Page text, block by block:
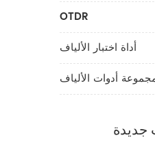
OTDR
أداة اختبار الألياف
أدوات الألياف
جديدة